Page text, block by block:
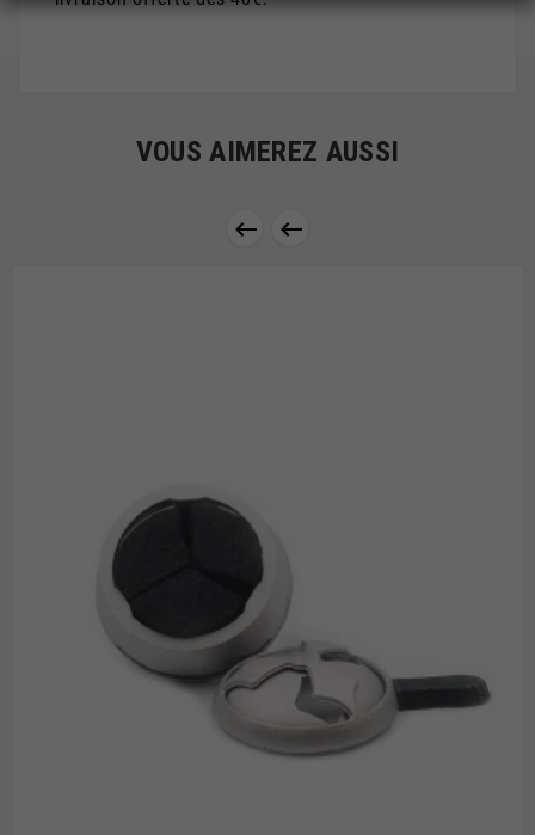
VOUS AIMEREZ AUSSI
 